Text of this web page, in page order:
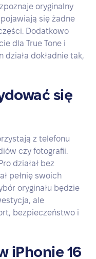
oryginalny
się żadne
Dodatkowo
dla True Tone i
działa dokładnie tak,
się
z telefonu
czy fotografii.
działał bez
pełnię swoich
oryginału będzie
ale
bezpieczeństwo i
iPhonie 16